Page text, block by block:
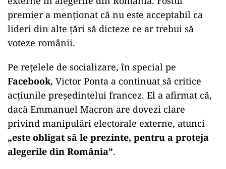
premier a menționat că nu este acceptabil ca
lideri din alte țări să dicteze ce ar trebui să
voteze românii.
Pe rețelele de socializare, în special pe
Facebook, Victor Ponta a continuat să critice
acțiunile președintelui francez. El a afirmat că,
dacă Emmanuel Macron are dovezi clare
privind manipulări electorale externe, atunci
„este obligat să le prezinte, pentru a proteja
alegerile din România”.